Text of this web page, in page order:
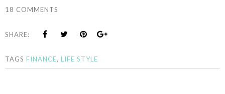
18 COMMENTS
SHARE:
TAGS FINANCE, LIFE STYLE